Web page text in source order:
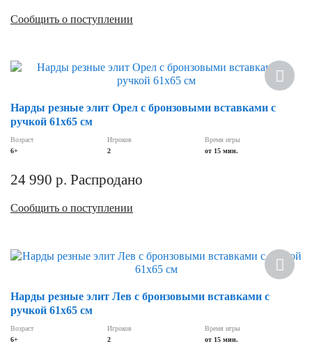
Сообщить о поступлении
Нарды резные элит Орел с бронзовыми вставками с
ручкой 61х65 см
Возраст
6+
Игроков
2
Время игры
от 15 мин.
24 990 р. Распродано
Сообщить о поступлении
Нарды резные элит Лев с бронзовыми вставками с
ручкой 61х65 см
Возраст
6+
Игроков
2
Время игры
от 15 мин.